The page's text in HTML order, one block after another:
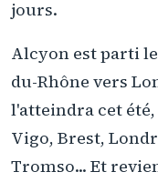
jours.
Alcyon est parti
du-Rhône vers
l'atteindra cet été,
Vigo, Brest,
Tromso... Et